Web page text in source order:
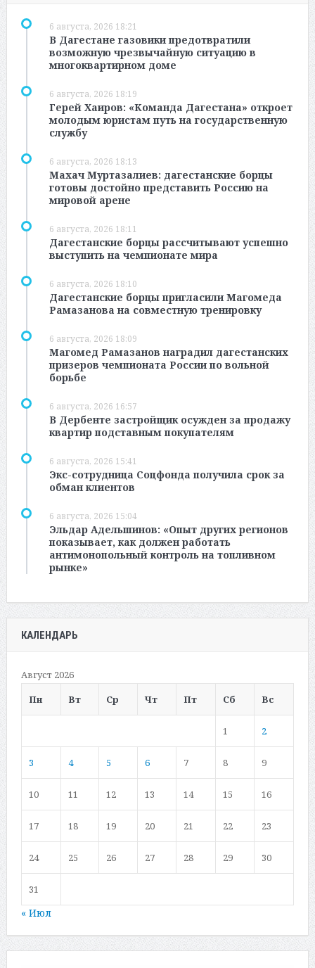
6 августа, 2026 18:21
В Дагестане газовики предотвратили
возможную чрезвычайную ситуацию в
многоквартирном доме
6 августа, 2026 18:19
Герей Хаиров: «Команда Дагестана» откроет
молодым юристам путь на государственную
службу
6 августа, 2026 18:13
Махач Муртазалиев: дагестанские борцы
готовы достойно представить Россию на
мировой арене
6 августа, 2026 18:11
Дагестанские борцы рассчитывают успешно
выступить на чемпионате мира
6 августа, 2026 18:10
Дагестанские борцы пригласили Магомеда
Рамазанова на совместную тренировку
6 августа, 2026 18:09
Магомед Рамазанов наградил дагестанских
призеров чемпионата России по вольной
борьбе
6 августа, 2026 16:57
В Дербенте застройщик осужден за продажу
квартир подставным покупателям
6 августа, 2026 15:41
Экс-сотрудница Соцфонда получила срок за
обман клиентов
6 августа, 2026 15:04
Эльдар Адельшинов: «Опыт других регионов
показывает, как должен работать
антимонопольный контроль на топливном
рынке»
КАЛЕНДАРЬ
Август 2026
Пн
Вт Ср Чт Пт Сб Вс
1 2
3 4 5 6 7 8 9
10 11 12 13 14 15 16
17 18 19 20 21 22 23
24 25 26 27 28 29 30
31
« Июл